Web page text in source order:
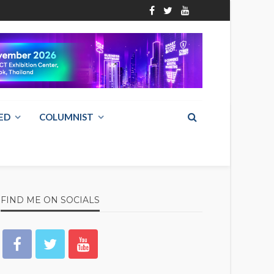
COLUMNIST
FIND ME ON SOCIALS